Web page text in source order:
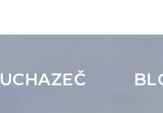
UCHAZEČ